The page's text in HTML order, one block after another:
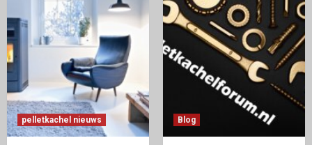
pelletkachel nieuws Blog